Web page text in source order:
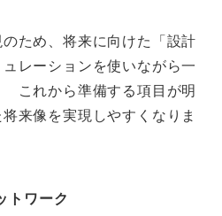
ため、将来に向けた「設計
レーションを使いながら一
これから準備する項目が明
来像を実現しやすくなりま
トワーク